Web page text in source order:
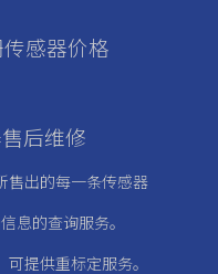
感器价格
后维修
售出的每一条传感器
息的查询服务。
提供重标定服务。